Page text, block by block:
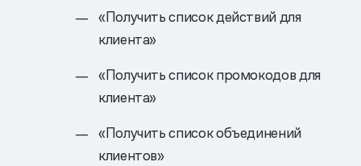
«Получить список действий для
клиента»
«Получить список промокодов для
клиента»
«Получить список объединений
клиентов»